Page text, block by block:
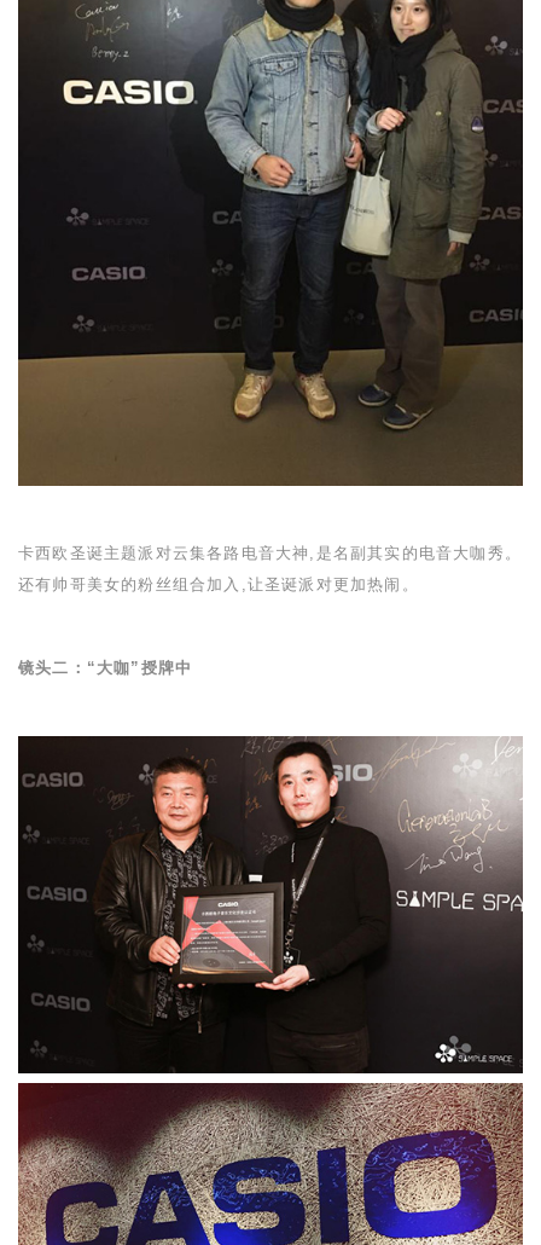
卡西欧圣诞主题派对云集各路电音大神,是名副其实的电音大咖秀。
还有帅哥美女的粉丝组合加入,让圣诞派对更加热闹。
镜头二：“大咖”授牌中